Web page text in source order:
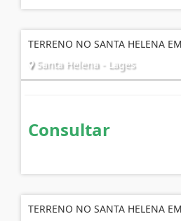
TERRENO NO SANTA HELENA
Santa Helena - Lages
Consultar
TERRENO NO SANTA HELENA